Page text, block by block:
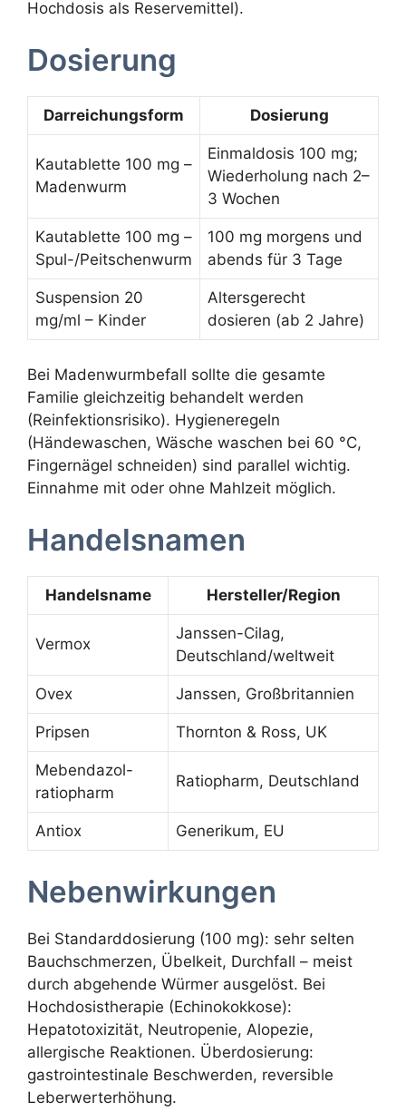
Hochdosis als Reservemittel).
Dosierung
Darreichungsform Dosierung
Kautablette 100 mg –
Madenwurm
Einmaldosis 100 mg;
Wiederholung nach 2–
3 Wochen
Kautablette 100 mg –
Spul-/Peitschenwurm
100 mg morgens und
abends für 3 Tage
Suspension 20
mg/ml – Kinder
Altersgerecht
dosieren (ab 2 Jahre)
Bei Madenwurmbefall sollte die gesamte
Familie gleichzeitig behandelt werden
(Reinfektionsrisiko). Hygieneregeln
(Händewaschen, Wäsche waschen bei 60 °C,
Fingernägel schneiden) sind parallel wichtig.
Einnahme mit oder ohne Mahlzeit möglich.
Handelsnamen
Handelsname Hersteller/Region
Vermox
Janssen-Cilag,
Deutschland/weltweit
Ovex Janssen, Großbritannien
Pripsen Thornton & Ross, UK
Mebendazol-
ratiopharm
Ratiopharm, Deutschland
Antiox Generikum, EU
Nebenwirkungen
Bei Standarddosierung (100 mg): sehr selten
Bauchschmerzen, Übelkeit, Durchfall – meist
durch abgehende Würmer ausgelöst. Bei
Hochdosistherapie (Echinokokkose):
Hepatotoxizität, Neutropenie, Alopezie,
allergische Reaktionen. Überdosierung:
gastrointestinale Beschwerden, reversible
Leberwerterhöhung.